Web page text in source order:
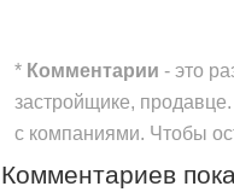
* Комментарии - это
застройщике,
с компаниями. Чтобы
Комментариев